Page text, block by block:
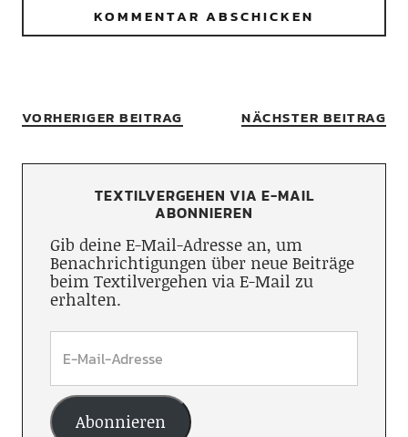
VORHERIGER BEITRAG NÄCHSTER BEITRAG
TEXTILVERGEHEN VIA E-MAIL
ABONNIEREN
Gib deine E-Mail-Adresse an, um
Benachrichtigungen über neue Beiträge
beim Textilvergehen via E-Mail zu
erhalten.
Abonnieren